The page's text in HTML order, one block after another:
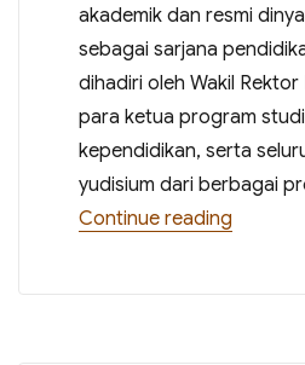
akademik dan resmi
sebagai sarjana
dihadiri oleh Wakil
para ketua program
kependidikan, serta
yudisium dari berbagai
Continue reading“FKIP